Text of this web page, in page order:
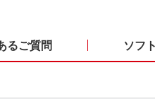
るご質問 ソフ